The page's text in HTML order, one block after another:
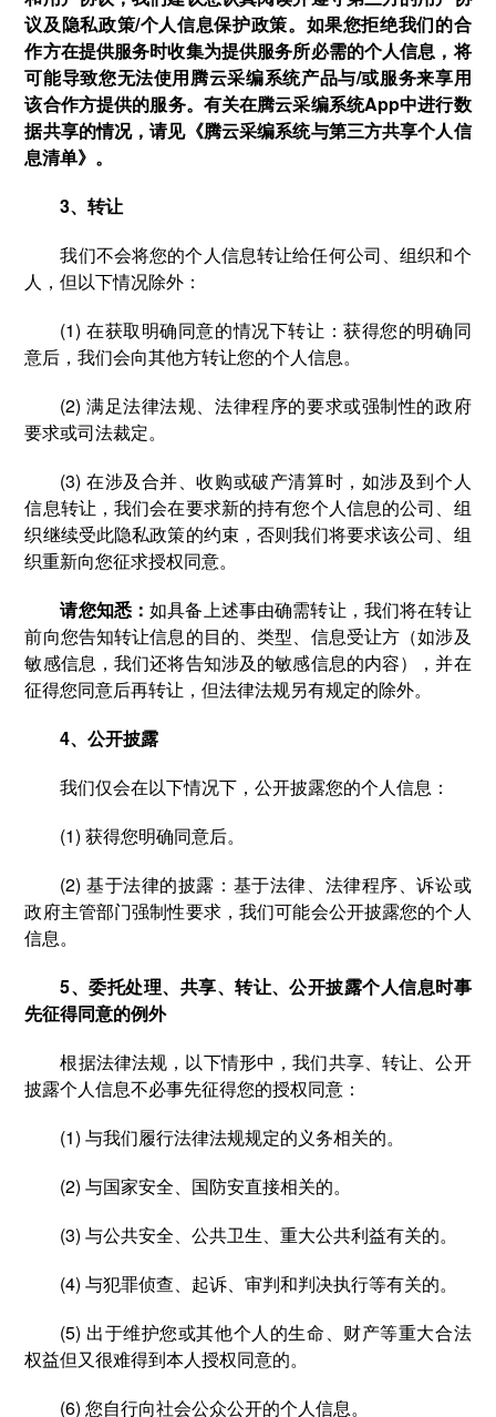
议及隐私政策/个人信息保护政策。如果您拒绝我们的合
作方在提供服务时收集为提供服务所必需的个人信息，将
可能导致您无法使用腾云采编系统产品与/或服务来享用
该合作方提供的服务。有关在腾云采编系统App中进行数
据共享的情况，请见《腾云采编系统与第三方共享个人信
息清单》。
3、转让
我们不会将您的个人信息转让给任何公司、组织和个
人，但以下情况除外：
(1) 在获取明确同意的情况下转让：获得您的明确同
意后，我们会向其他方转让您的个人信息。
(2) 满足法律法规、法律程序的要求或强制性的政府
要求或司法裁定。
(3) 在涉及合并、收购或破产清算时，如涉及到个人
信息转让，我们会在要求新的持有您个人信息的公司、组
织继续受此隐私政策的约束，否则我们将要求该公司、组
织重新向您征求授权同意。
请您知悉：如具备上述事由确需转让，我们将在转让
前向您告知转让信息的目的、类型、信息受让方（如涉及
敏感信息，我们还将告知涉及的敏感信息的内容），并在
征得您同意后再转让，但法律法规另有规定的除外。
4、公开披露
我们仅会在以下情况下，公开披露您的个人信息：
(1) 获得您明确同意后。
(2) 基于法律的披露：基于法律、法律程序、诉讼或
政府主管部门强制性要求，我们可能会公开披露您的个人
信息。
5、委托处理、共享、转让、公开披露个人信息时事
先征得同意的例外
根据法律法规，以下情形中，我们共享、转让、公开
披露个人信息不必事先征得您的授权同意：
(1) 与我们履行法律法规规定的义务相关的。
(2) 与国家安全、国防安直接相关的。
(3) 与公共安全、公共卫生、重大公共利益有关的。
(4) 与犯罪侦查、起诉、审判和判决执行等有关的。
(5) 出于维护您或其他个人的生命、财产等重大合法
权益但又很难得到本人授权同意的。
(6) 您自行向社会公众公开的个人信息。